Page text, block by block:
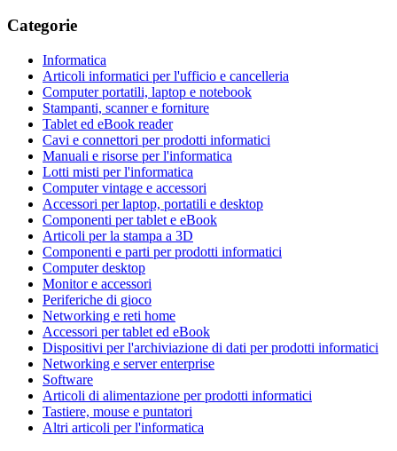
Categorie
Informatica
Articoli informatici per l'ufficio e cancelleria
Computer portatili, laptop e notebook
Stampanti, scanner e forniture
Tablet ed eBook reader
Cavi e connettori per prodotti informatici
Manuali e risorse per l'informatica
Lotti misti per l'informatica
Computer vintage e accessori
Accessori per laptop, portatili e desktop
Componenti per tablet e eBook
Articoli per la stampa a 3D
Componenti e parti per prodotti informatici
Computer desktop
Monitor e accessori
Periferiche di gioco
Networking e reti home
Accessori per tablet ed eBook
Dispositivi per l'archiviazione di dati per prodotti informatici
Networking e server enterprise
Software
Articoli di alimentazione per prodotti informatici
Tastiere, mouse e puntatori
Altri articoli per l'informatica